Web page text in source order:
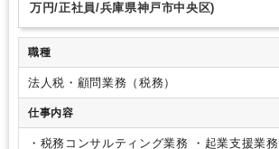
万円/正社員/兵庫県神戸市中央区)
職種
法人税・顧問業務（税務）
仕事内容
・税務コンサルティング業務 ・起業支援業務